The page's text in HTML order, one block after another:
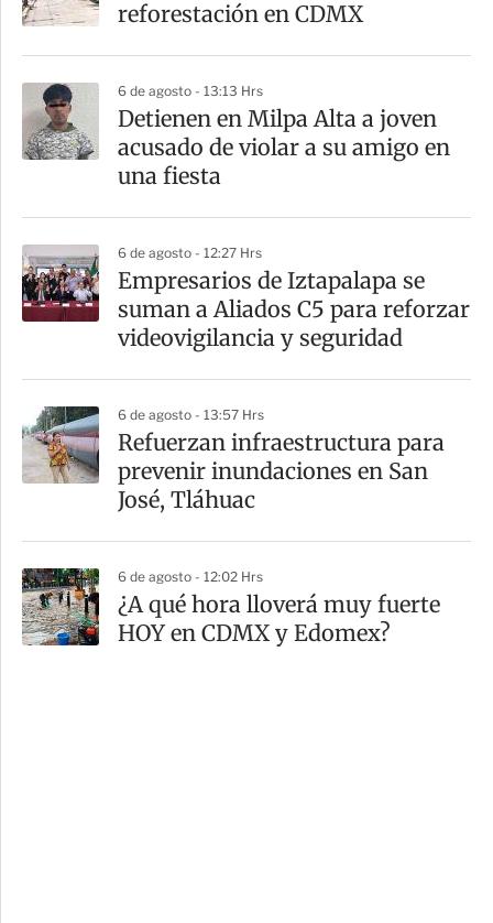
t
r
reforestación en CDMX
6 de agosto - 13:13 Hrs
Detienen en Milpa Alta a joven
acusado de violar a su amigo en
una fiesta
6 de agosto - 12:27 Hrs
Empresarios de Iztapalapa se
suman a Aliados C5 para reforzar
videovigilancia y seguridad
6 de agosto - 13:57 Hrs
Refuerzan infraestructura para
prevenir inundaciones en San
José, Tláhuac
6 de agosto - 12:02 Hrs
¿A qué hora lloverá muy fuerte
HOY en CDMX y Edomex?